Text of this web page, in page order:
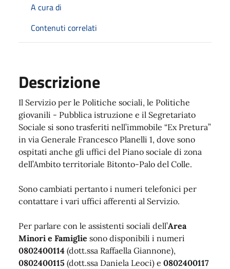
A cura di
Contenuti correlati
Descrizione
Il Servizio per le Politiche sociali, le Politiche
giovanili - Pubblica istruzione e il Segretariato
Sociale si sono trasferiti nell’immobile “Ex Pretura”
in via Generale Francesco Planelli 1, dove sono
ospitati anche gli uffici del Piano sociale di zona
dell’Ambito territoriale Bitonto-Palo del Colle.
Sono cambiati pertanto i numeri telefonici per
contattare i vari uffici afferenti al Servizio.
Per parlare con le assistenti sociali dell’Area
Minori e Famiglie sono disponibili i numeri
0802400114 (dott.ssa Raffaella Giannone),
0802400115 (dott.ssa Daniela Leoci) e 0802400117